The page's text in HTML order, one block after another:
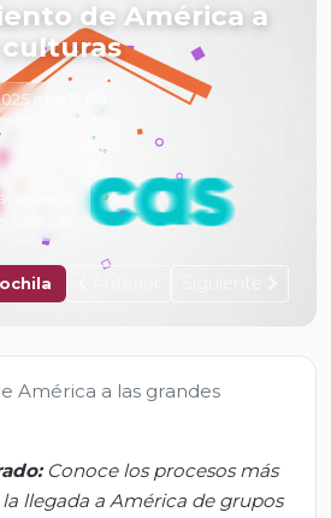
de América a
culturas
a las 17:00
calificar
América a las grandes
Conoce los procesos más
llegada a América de grupos